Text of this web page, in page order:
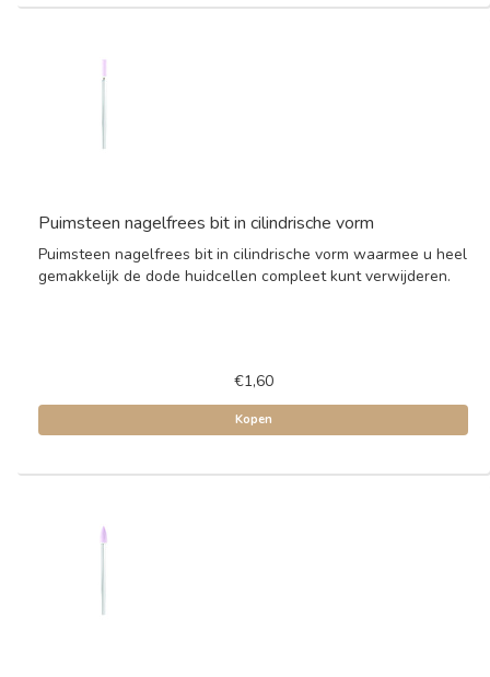
Puimsteen nagelfrees bit in cilindrische vorm
Puimsteen nagelfrees bit in cilindrische vorm waarmee u heel
gemakkelijk de dode huidcellen compleet kunt verwijderen.
€1,60
Kopen